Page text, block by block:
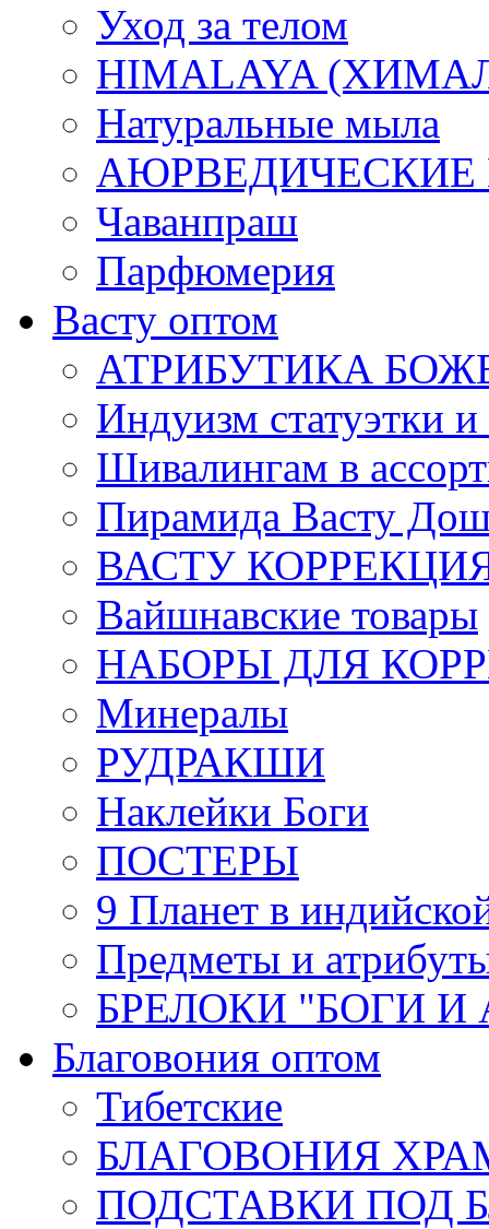
Уход за телом
HIMALAYA
Натуральные мыла
Чаванпраш
Парфюмерия
Васту оптом
АТРИБУТИКА
Индуизм статуэтки
Шивалингам в
Пирамида Васту
ВАСТУ
Вайшнавские товары
НАБОРЫ ДЛЯ
Минералы
РУДРАКШИ
Наклейки Боги
ПОСТЕРЫ
9 Планет в
Предметы и
БРЕЛОКИ "БОГИ И
Благовония оптом
Тибетские
БЛАГОВОНИЯ
ПОДСТАВКИ ПОД